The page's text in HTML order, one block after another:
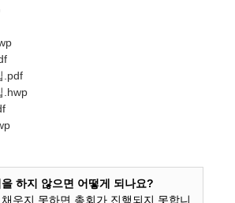
.pdf
.hwp
하지 않으면 어떻게 되나요?
우지 못하면 총회가 진행되지 못합니